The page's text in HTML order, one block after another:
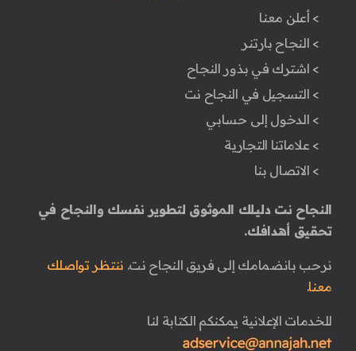
> أعلن معنا
> النجاح بارتنر
> اشترك في بذور النجاح
> التسجيل في النجاح نت
> الدخول إلى حسابي
> علاماتنا التجارية
> الاتصال بنا
النجاح نت دليلك الموثوق لتطوير نفسك والنجاح في
تحقيق أهدافك.
نرحب بانضمامك إلى فريق النجاح نت. ننتظر تواصلك
معنا.
للخدمات الإعلانية يمكنكم الكتابة لنا